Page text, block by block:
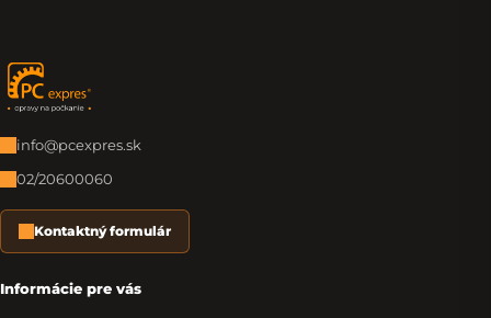
Zápätie
info@pcexpres.sk
02/20600060
Kontaktný formulár
Informácie pre vás